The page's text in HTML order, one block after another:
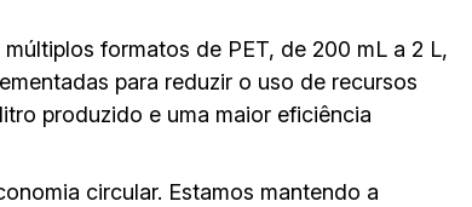
formatos de PET, de 200 mL a 2 L,
para reduzir o uso de recursos
produzido e uma maior eficiência
circular. Estamos mantendo a